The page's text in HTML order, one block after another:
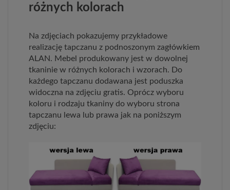
różnych kolorach
Na zdjęciach pokazujemy przykładowe
realizację tapczanu z podnoszonym zagłówkiem
ALAN. Mebel produkowany jest w dowolnej
tkaninie w różnych kolorach i wzorach. Do
każdego tapczanu dodawana jest poduszka
widoczna na zdjęciu gratis. Oprócz wyboru
koloru i rodzaju tkaniny do wyboru strona
tapczanu lewa lub prawa jak na poniższym
zdjęciu: